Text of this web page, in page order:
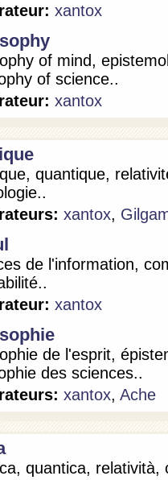
xantox
of mind,
of science..
xantox
quantique,
xantox,
de l'information,
xantox
de l'esprit,
des sciences..
xantox, Ache
quantica, relatività,